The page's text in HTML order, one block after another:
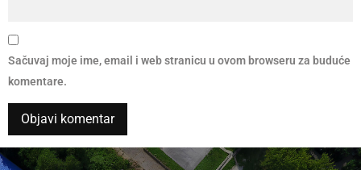
Sačuvaj moje ime, email i web stranicu u ovom browseru za buduće
komentare.